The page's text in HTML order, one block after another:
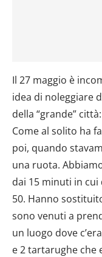
Il 27 maggio è
idea di noleggiare
della “grande”
Come al solito ha
poi, quando
una ruota.
dai 15 minuti in
50. Hanno
sono venuti a
un luogo dove
e 2 tartarughe che